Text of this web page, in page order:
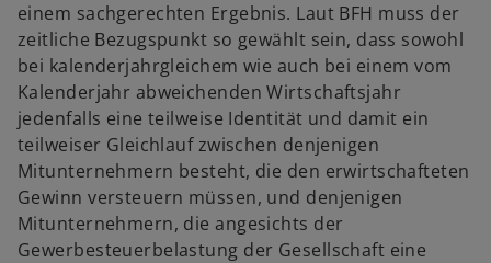
einem sachgerechten Ergebnis. Laut BFH muss der
zeitliche Bezugspunkt so gewählt sein, dass sowohl
bei kalenderjahrgleichem wie auch bei einem vom
Kalenderjahr abweichenden Wirtschaftsjahr
jedenfalls eine teilweise Identität und damit ein
teilweiser Gleichlauf zwischen denjenigen
Mitunternehmern besteht, die den erwirtschafteten
Gewinn versteuern müssen, und denjenigen
Mitunternehmern, die angesichts der
Gewerbesteuerbelastung der Gesellschaft eine